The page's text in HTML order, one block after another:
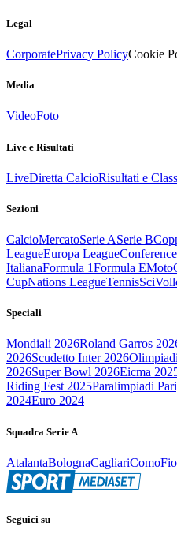
Legal
CorporatePrivacy PolicyCookie
Media
VideoFoto
Live e Risultati
LiveDiretta CalcioRisultati e
Sezioni
CalcioMercatoSerie ASerie B
LeagueEuropa League
ItalianaFormula 1Formula E
CupNations LeagueTennisSci
Speciali
Mondiali 2026Roland Garros
2026Scudetto Inter 2026
2026Super Bowl 2026Eicma
Riding Fest 2025Paralimpiadi
2024Euro 2024
Squadra Serie A
AtalantaBolognaCagliariComo
Seguici su